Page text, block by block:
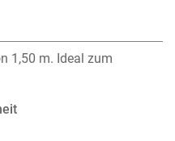
1,50 m. Ideal zum